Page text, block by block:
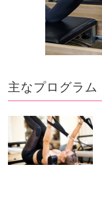
主なプログラム